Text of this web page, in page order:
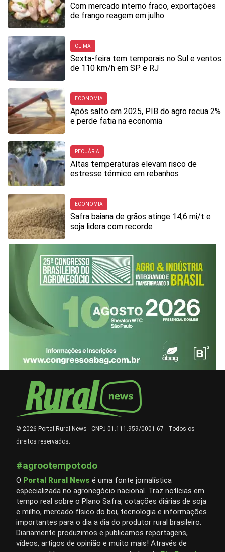
Com mercado interno fraco, exportações
de frango reagem em julho
CLIMA
Sexta-feira tem temporais no Sul e ventos
de 110 km/h em SP e RJ
ECONOMIA
Após salto em 2025, PIB do agro recua 2%
e perde fatia na economia
PECUÁRIA
Altas temperaturas elevam risco de
estresse térmico em rebanhos
ECONOMIA
Safra baiana de grãos atinge 14,6 mi/t e
soja lidera com recorde
© 2026 Portal Rural News - CNPJ 01.111.959/0001-67 - Todos os
direitos reservados.
#agrootempotodo
O Portal Rural News é uma fonte jornalística
especializada no agronegócio nacional. Traz notícias em
tempo real sobre o Plano Safra, cotações diárias de soja
e milho, mercado físico do boi, tecnologia e informações
importantes para o dia a dia do produtor rural brasileiro.
Diariamente produzimos e publicamos reportagens,
vídeos, artigos de opinião e muito mais! Através de